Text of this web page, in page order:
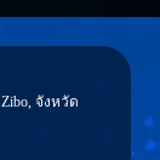
จังหวัด